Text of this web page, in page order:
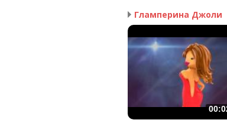
Гламперина Джоли